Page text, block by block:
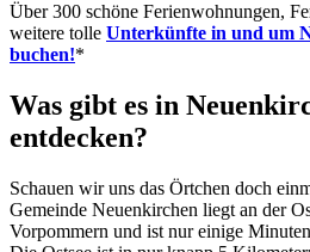
Über 300 schöne Ferienwohnungen,
weitere tolle Unterkünfte in und um
buchen!*
Was gibt es in
entdecken?
Schauen wir uns das Örtchen doch
Gemeinde Neuenkirchen liegt an der
Vorpommern und ist nur einige